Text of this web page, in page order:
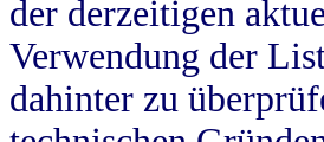
der derzeitigen
Verwendung der
dahinter zu